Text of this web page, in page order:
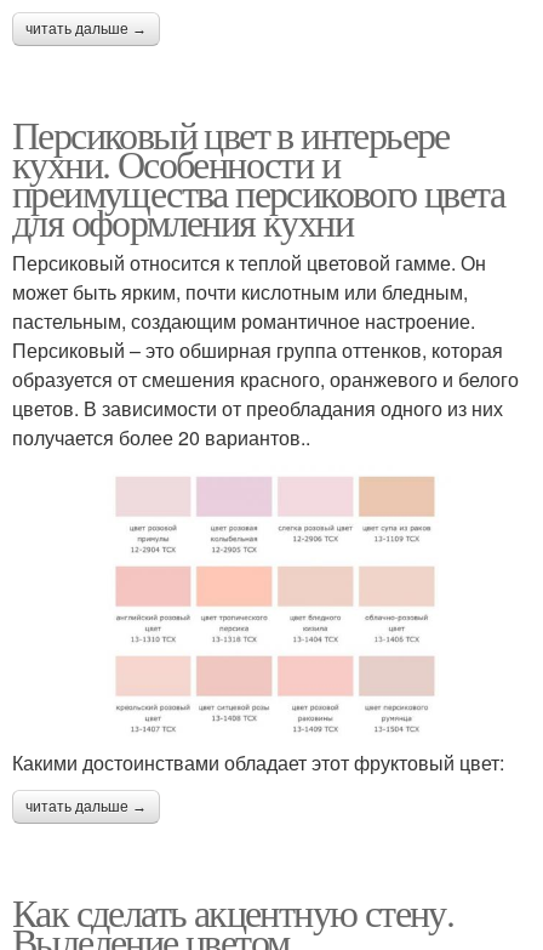
читать дальше →
Персиковый цвет в интерьере
кухни. Особенности и
преимущества персикового цвета
для оформления кухни
Персиковый относится к теплой цветовой гамме. Он
может быть ярким, почти кислотным или бледным,
пастельным, создающим романтичное настроение.
Персиковый – это обширная группа оттенков, которая
образуется от смешения красного, оранжевого и белого
цветов. В зависимости от преобладания одного из них
получается более 20 вариантов..
Какими достоинствами обладает этот фруктовый цвет:
читать дальше →
Как сделать акцентную стену.